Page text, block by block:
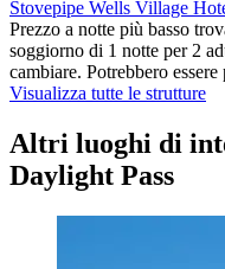
Stovepipe Wells Village
Prezzo a notte più basso
soggiorno di 1 notte per 2
cambiare. Potrebbero
Visualizza tutte le strutture
Altri luoghi di
Daylight Pass